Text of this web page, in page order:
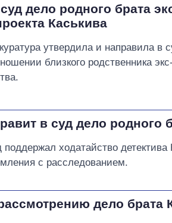
дело родного брата
Каськива
утвердила и направила в
близкого родственника экс-
в суд дело родного
ходатайство
с расследованием.
дело брата